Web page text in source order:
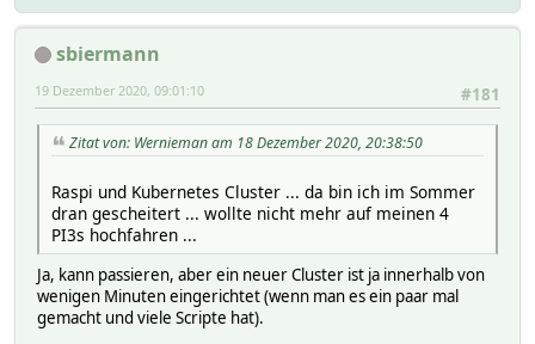
sbiermann
#181
19 Dezember 2020, 09:01:10
Zitat von: Wernieman am 18 Dezember 2020, 20:38:50
Raspi und Kubernetes Cluster ... da bin ich im Sommer
dran gescheitert ... wollte nicht mehr auf meinen 4
PI3s hochfahren ...
Ja, kann passieren, aber ein neuer Cluster ist ja innerhalb von
wenigen Minuten eingerichtet (wenn man es ein paar mal
gemacht und viele Scripte hat).